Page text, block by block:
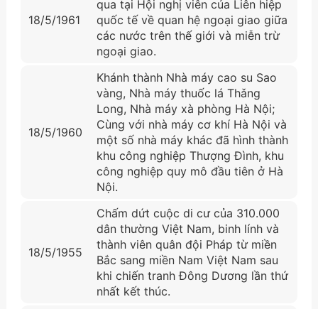
18/5/1961
qua tại Hội nghị viên của Liên hiệp
quốc tế về quan hệ ngoại giao giữa
các nước trên thế giới và miễn trừ
ngoại giao.
18/5/1960
Khánh thành Nhà máy cao su Sao
vàng, Nhà máy thuốc lá Thǎng
Long, Nhà máy xà phòng Hà Nội;
Cùng với nhà máy cơ khí Hà Nội và
một số nhà máy khác đã hình thành
khu công nghiệp Thượng Đình, khu
công nghiệp quy mô đầu tiên ở Hà
Nội.
18/5/1955
Chấm dứt cuộc di cư của 310.000
dân thường Việt Nam, binh lính và
thành viên quân đội Pháp từ miền
Bắc sang miền Nam Việt Nam sau
khi chiến tranh Đông Dương lần thứ
nhất kết thúc.